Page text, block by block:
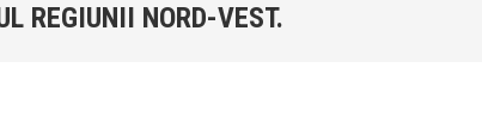
REGIUNII NORD-VEST.